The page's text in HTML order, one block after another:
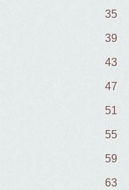
35
39
43
47
51
55
59
63